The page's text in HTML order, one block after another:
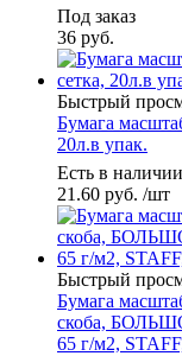
Под заказ
36 руб.
Быстрый
Бумага
20л.в упак.
Есть в наличии
21.60 руб. /шт
Быстрый
Бумага
скоба,
65 г/м2,